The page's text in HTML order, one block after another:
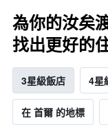
為你的汝矣
找出更好的
3星級飯店 4星
在 首爾 的地標